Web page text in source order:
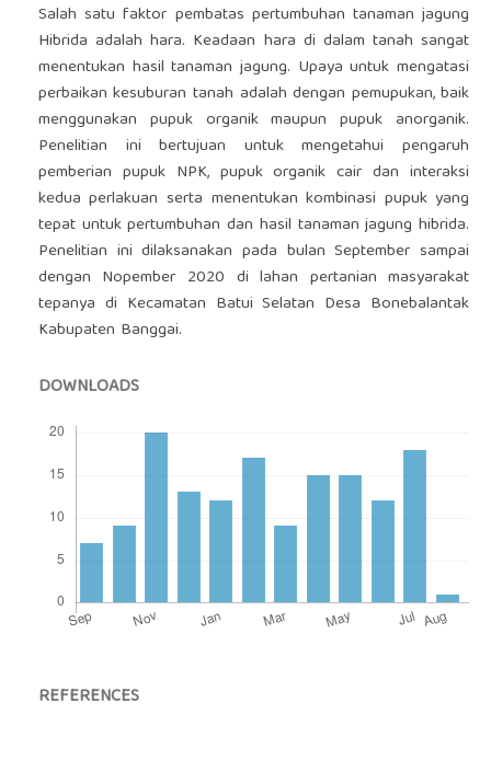
Salah satu faktor pembatas pertumbuhan tanaman jagung
Hibrida adalah hara. Keadaan hara di dalam tanah sangat
menentukan hasil tanaman jagung. Upaya untuk mengatasi
perbaikan kesuburan tanah adalah dengan pemupukan, baik
menggunakan pupuk organik maupun pupuk anorganik.
Penelitian ini bertujuan untuk mengetahui pengaruh
pemberian pupuk NPK, pupuk organik cair dan interaksi
kedua perlakuan serta menentukan kombinasi pupuk yang
tepat untuk pertumbuhan dan hasil tanaman jagung hibrida.
Penelitian ini dilaksanakan pada bulan September sampai
dengan Nopember 2020 di lahan pertanian masyarakat
tepanya di Kecamatan Batui Selatan Desa Bonebalantak
Kabupaten Banggai.
DOWNLOADS
REFERENCES